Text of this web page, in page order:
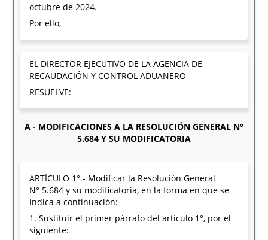
octubre de 2024.
Por ello,
EL DIRECTOR EJECUTIVO DE LA AGENCIA DE
RECAUDACIÓN Y CONTROL ADUANERO
RESUELVE:
A - MODIFICACIONES A LA RESOLUCIÓN GENERAL N°
5.684 Y SU MODIFICATORIA
ARTÍCULO 1°.- Modificar la Resolución General
N° 5.684 y su modificatoria, en la forma en que se
indica a continuación:
1. Sustituir el primer párrafo del artículo 1°, por el
siguiente: